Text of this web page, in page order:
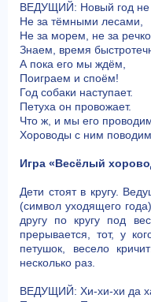
ВЕДУЩИЙ: Новый год не
Не за тёмными лесами,
Не за морем, не за
Знаем, время
А пока его мы ждём,
Поиграем и споём!
Год собаки наступает.
Петуха он провожает.
Что ж, и мы его
Хороводы с ним
Игра «Весёлый
Дети стоят в кругу.
(символ уходящего
другу по кругу под
прерывается, тот, у
петушок, весело
несколько раз.
ВЕДУЩИЙ: Хи-хи-хи да